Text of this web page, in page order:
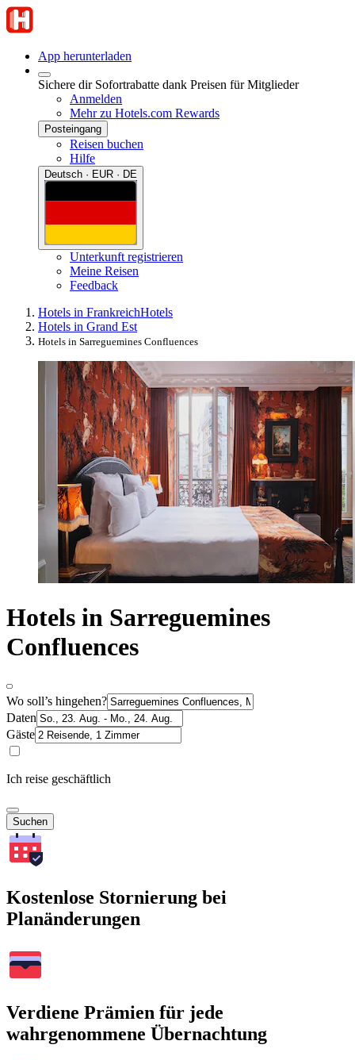
App herunterladen
Sichere dir Sofortrabatte dank Preisen für Mitglieder
Anmelden
Mehr zu Hotels.com Rewards
Posteingang
Reisen buchen
Hilfe
Deutsch · EUR · DE
Unterkunft registrieren
Meine Reisen
Feedback
Hotels in FrankreichHotels
Hotels in Grand Est
Hotels in Sarreguemines Confluences
Hotels in Sarreguemines
Confluences
Wo soll’s hingehen?
Daten
Gäste
Ich reise geschäftlich
Suchen
Kostenlose Stornierung bei
Planänderungen
Verdiene Prämien für jede
wahrgenommene Übernachtung